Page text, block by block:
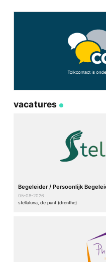
vacatures
Begeleider / Persoonlijk
05-08-2026
stellaluna, de punt (drenthe)